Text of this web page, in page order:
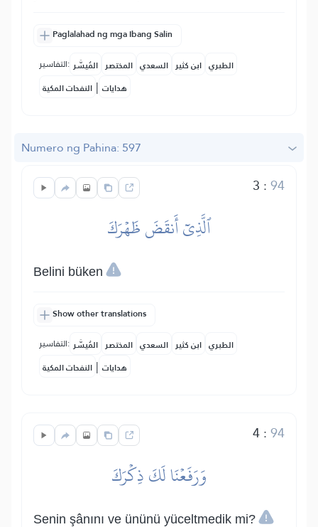
Paglalahad ng mga Ibang Salin
التفاسير: المُيسَّر المختصر السعدي ابن كثير الطبري
النفحات المكية | هدايات
Numero ng Pahina: 597
3 :94
ٱلَّذِيٓ أَنقَضَ ظَهۡرَكَ
Belini büken
Show other translations
التفاسير: المُيسَّر المختصر السعدي ابن كثير الطبري
النفحات المكية | هدايات
4:94
وَرَفَعۡنَا لَكَ ذِكۡرَكَ
Senin şânını ve ününü yüceltmedik mi?